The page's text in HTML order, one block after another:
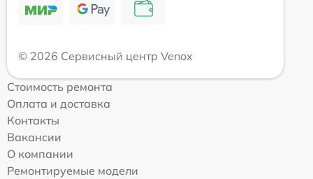
© 2026 Сервисный центр Venox
Стоимость ремонта
Оплата и доставка
Контакты
Вакансии
О компании
Ремонтируемые модели